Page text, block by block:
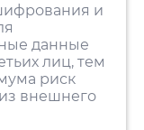
и
данные
лиц, тем
риск
внешнего